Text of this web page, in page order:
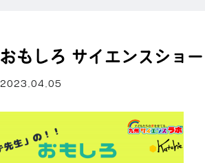
おもしろ サイエンスショ
2023.04.05